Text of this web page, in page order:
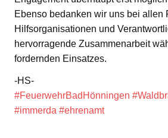
Ebenso bedanken wir uns bei allen
Hilfsorganisationen und
hervorragende Zusammenarbeit
fordernden Einsatzes.
-HS-
#FeuerwehrBadHönningen
#immerda #ehrenamt